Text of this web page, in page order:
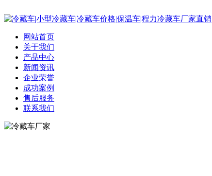
网站首页
关于我们
产品中心
新闻资讯
企业荣誉
成功案例
售后服务
联系我们